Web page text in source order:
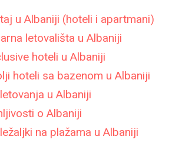
u Albaniji (hoteli i apartmani)
letovališta u Albaniji
hoteli u Albaniji
hoteli sa bazenom u Albaniji
u Albaniji
o Albaniji
na plažama u Albaniji